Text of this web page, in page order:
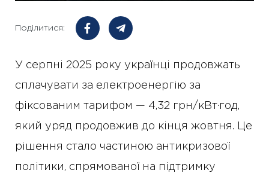
Поділитися:
У серпні 2025 року українці продовжать
сплачувати за електроенергію за
фіксованим тарифом — 4,32 грн/кВт·год,
який уряд продовжив до кінця жовтня. Це
рішення стало частиною антикризової
політики, спрямованої на підтримку